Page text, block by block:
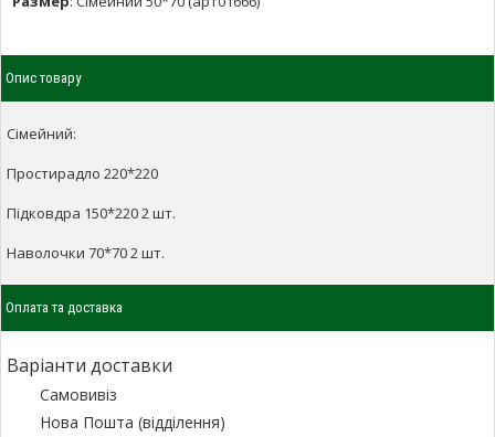
Опис товару
Сімейний:
Простирадло 220*220
Підковдра 150*220 2 шт.
Наволочки 70*70 2 шт.
Оплата та доставка
Варіанти доставки
Самовивіз
Нова Пошта (відділення)